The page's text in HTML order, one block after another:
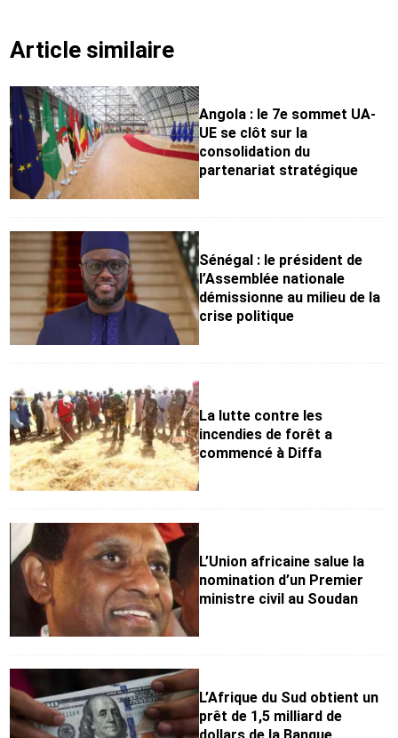
Article similaire
Angola : le 7e sommet UA-
UE se clôt sur la
consolidation du
partenariat stratégique
Sénégal : le président de
l’Assemblée nationale
démissionne au milieu de la
crise politique
La lutte contre les
incendies de forêt a
commencé à Diffa
L’Union africaine salue la
nomination d’un Premier
ministre civil au Soudan
L’Afrique du Sud obtient un
prêt de 1,5 milliard de